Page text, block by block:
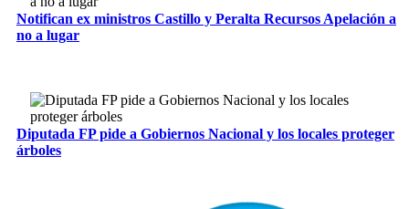
Notifican ex ministros Castillo y Peralta Recursos Apelación a
no a lugar
Diputada FP pide a Gobiernos Nacional y los locales proteger
árboles